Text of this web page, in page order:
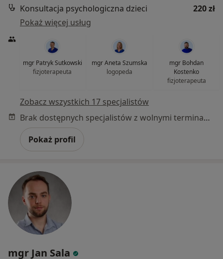
Konsultacja psychologiczna dzieci
220 zł
Pokaż więcej usług
mgr Patryk Sutkowski
fizjoterapeuta
mgr Aneta Szumska
logopeda
mgr Bohdan
Kostenko
fizjoterapeuta
Zobacz wszystkich 17 specjalistów
Brak dostępnych specjalistów z wolnymi terminami w tym centrum medycznym.
Pokaż profil
mgr Jan Sala